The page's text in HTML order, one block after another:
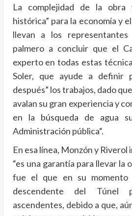
La complejidad de la obra
histórica” para la economía y
llevan a los
palmero a concluir que el
experto en todas estas
Soler, que ayude a definir
después” los trabajos, dado
avalan su gran experiencia y
en la búsqueda de agua
Administración pública“.
En esa línea, Monzón y Riverol
“es una garantía para llevar la
fue el que en su momento
descendente del Túnel
ascendentes, debido a que,